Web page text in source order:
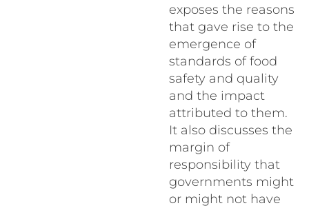
exposes the reasons
that gave rise to the
emergence of
standards of food
safety and quality
and the impact
attributed to them.
It also discusses the
margin of
responsibility that
governments might
or might not have